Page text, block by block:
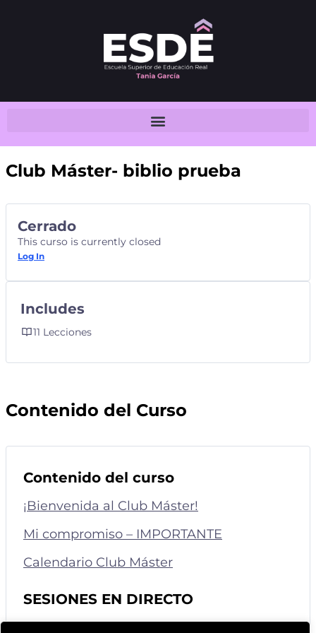
Club Máster- biblio prueba
Contenido del Curso
Contenido del curso
¡Bienvenida al Club Máster!
Mi compromiso – IMPORTANTE
Calendario Club Máster
SESIONES EN DIRECTO
Cerrado
This curso is currently closed
Log In
Includes
11 Lecciones